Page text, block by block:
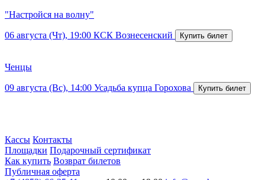
"Настройся на волну"
06 августа (Чт), 19:00 КСК Вознесенский
Ченцы
09 августа (Вс), 14:00 Усадьба купца Горохова
Кассы Контакты
Площадки Подарочный сертификат
Как купить Возврат билетов
Публичная оферта